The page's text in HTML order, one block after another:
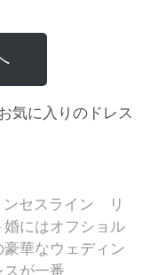
気に入りのドレス